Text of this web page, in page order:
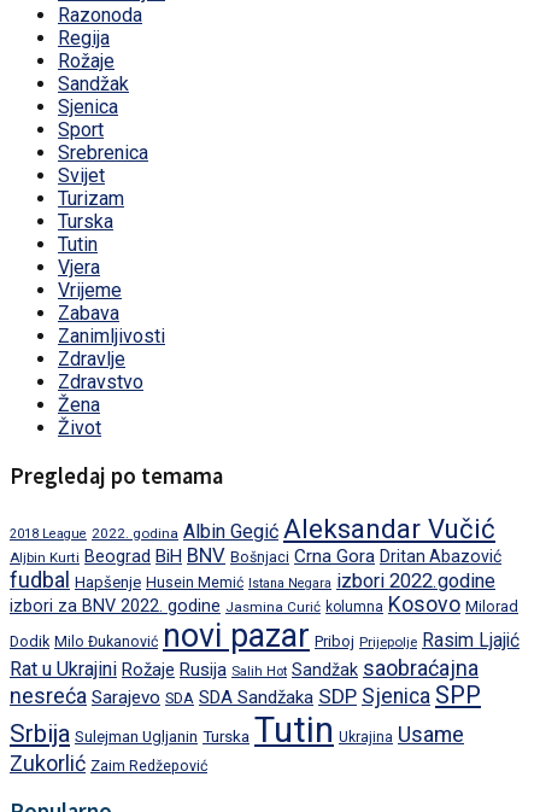
Razonoda
Regija
Rožaje
Sandžak
Sjenica
Sport
Srebrenica
Svijet
Turizam
Turska
Tutin
Vjera
Vrijeme
Zabava
Zanimljivosti
Zdravlje
Zdravstvo
Žena
Život
Pregledaj po temama
2018 League 2022. godina Albin Gegić Aleksandar Vučić
Aljbin Kurti Beograd BiH BNV Bošnjaci Crna Gora Dritan Abazović
fudbal Hapšenje Husein Memić Istana Negara izbori 2022.godine
izbori za BNV 2022. godine Jasmina Curić kolumna Kosovo Milorad
Dodik Milo Đukanović novi pazar Priboj Prijepolje Rasim Ljajić
Rat u Ukrajini Rožaje Rusija Salih Hot Sandžak saobraćajna
nesreća Sarajevo SDA SDA Sandžaka SDP Sjenica SPP
Srbija Sulejman Ugljanin Turska Tutin Ukrajina Usame
Zukorlić Zaim Redžepović